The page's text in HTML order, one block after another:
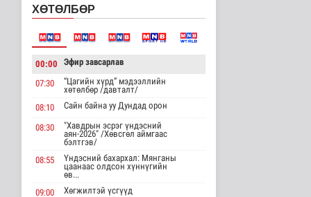
Нийгэм
Үндэсний спортын
зуны VIII наадам
Cпорт
17 цаг 53 минутын өмнө
импорт тасралтгүй
хийгдэж байна
Нийгэм
ХӨТӨЛБӨР
00:00 Эфир завсарлав
07:30
“Цагийн хүрд” мэдээллийн
хөтөлбөр /давталт/
08:10
Сайн байна уу Дундад орон
08:30
"Хавдрын эсрэг үндэсний
аян-2026" /Хөвсгөл аймгаас
бэлтгэв/
08:55
Үндэсний бахархал: Мянганы
цаанаас олдсон хүннүгийн
өв...
09:00
Хөгжилтэй үсгүүд